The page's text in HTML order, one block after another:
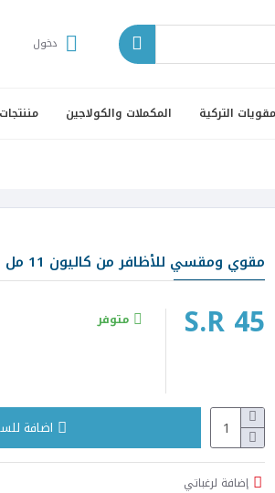
دخول
التركية المكملات والكولاجين
مقوي ومقسي للأظافر من كاليون 11 مل
S.R 45 متوفر
اضافة
إضافة لرغباتي